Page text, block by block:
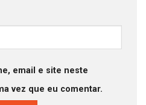
email e site neste
vez que eu comentar.